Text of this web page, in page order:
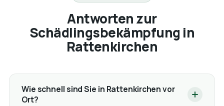
Antworten zur
Schädlingsbekämpfung in
Rattenkirchen
Wie schnell sind Sie in Rattenkirchen vor
Ort?